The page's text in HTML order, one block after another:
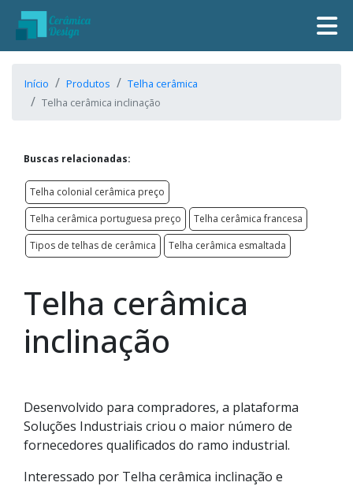
Início Produtos
Telha cerâmica
Telha cerâmica inclinação
Buscas relacionadas:
Telha colonial cerâmica preço
Telha cerâmica portuguesa preço
Telha cerâmica francesa
Tipos de telhas de cerâmica
Telha cerâmica esmaltada
Telha cerâmica
inclinação
Desenvolvido para compradores, a plataforma
Soluções Industriais criou o maior número de
fornecedores qualificados do ramo industrial.
Interessado por Telha cerâmica inclinação e